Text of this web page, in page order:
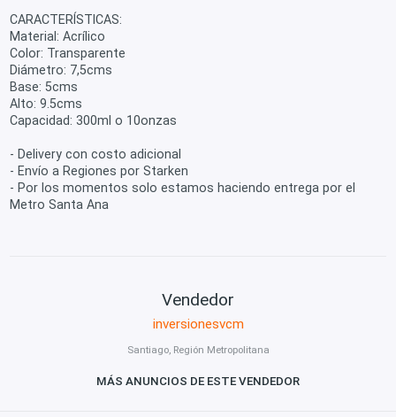
CARACTERÍSTICAS:
Material: Acrílico
Color: Transparente
Diámetro: 7,5cms
Base: 5cms
Alto: 9.5cms
Capacidad: 300ml o 10onzas
- Delivery con costo adicional
- Envío a Regiones por Starken
- Por los momentos solo estamos haciendo entrega por el
Metro Santa Ana
Vendedor
inversionesvcm
Santiago, Región Metropolitana
MÁS ANUNCIOS DE ESTE VENDEDOR